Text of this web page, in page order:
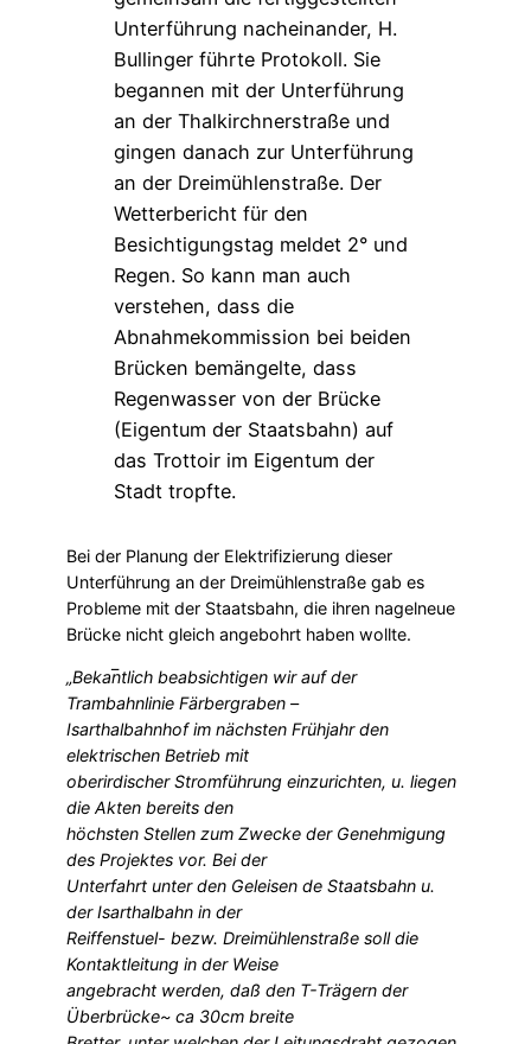
Bei der Planung der Elektrifizierung dieser
Unterführung an der Dreimühlenstraße gab es
Probleme mit der Staatsbahn, die ihren nagelneue
Brücke nicht gleich angebohrt haben wollte.
„Bekan̅tlich beabsichtigen wir auf der
Trambahnlinie Färbergraben –
Isarthalbahnhof im nächsten Frühjahr den
elektrischen Betrieb mit
oberirdischer Stromführung einzurichten, u. liegen
die Akten bereits den
höchsten Stellen zum Zwecke der Genehmigung
des Projektes vor. Bei der
Unterfahrt unter den Geleisen de Staatsbahn u.
der Isarthalbahn in der
Reiffenstuel- bezw. Dreimühlenstraße soll die
Kontaktleitung in der Weise
angebracht werden, daß den T-Trägern der
Überbrücke~ ca 30cm breite